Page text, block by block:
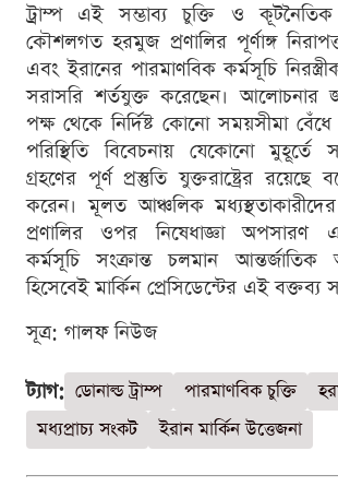
ট্রাম্প এই সম্ভাব্য চুক্তি ও কূটনৈতিক
কৌশলগত হরমুজ প্রণালির পূর্ণাঙ্গ
এবং ইরানের পারমাণবিক কর্মসূচি
সরাসরি শর্তযুক্ত করেছেন। আলোচনার
পক্ষ থেকে নির্দিষ্ট কোনো সময়সীমা
পরিস্থিতি বিবেচনায় যেকোনো মুহূর্তে
গ্রহণের পূর্ণ প্রস্তুতি যুক্তরাষ্ট্রের
করেন। মূলত আঞ্চলিক মধ্যস্থতাকারীদের
প্রণালির ওপর নিষেধাজ্ঞা অপসারণ
কর্মসূচি সংক্রান্ত চলমান
হিসেবেই মার্কিন প্রেসিডেন্টের এই বক্তব্য
সূত্র: গালফ নিউজ
ট্যাগ: ডোনাল্ড ট্রাম্প পারমাণবিক চুক্তি
মধ্যপ্রাচ্য সংকট
ইরান মার্কিন উত্তেজনা